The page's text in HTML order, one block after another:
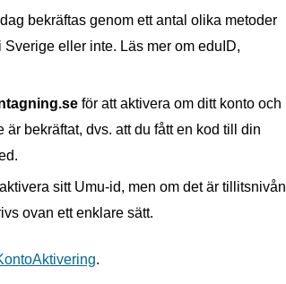
bekräftas genom ett antal olika metoder
eller inte. Läs mer om eduID,
för att aktivera om ditt konto och
bekräftat, dvs. att du fått en kod till din
sitt Umu-id, men om det är tillitsnivån
ovan ett enklare sätt.
.